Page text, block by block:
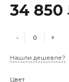
34 850
- +
Нашли дешевле?
Цвет